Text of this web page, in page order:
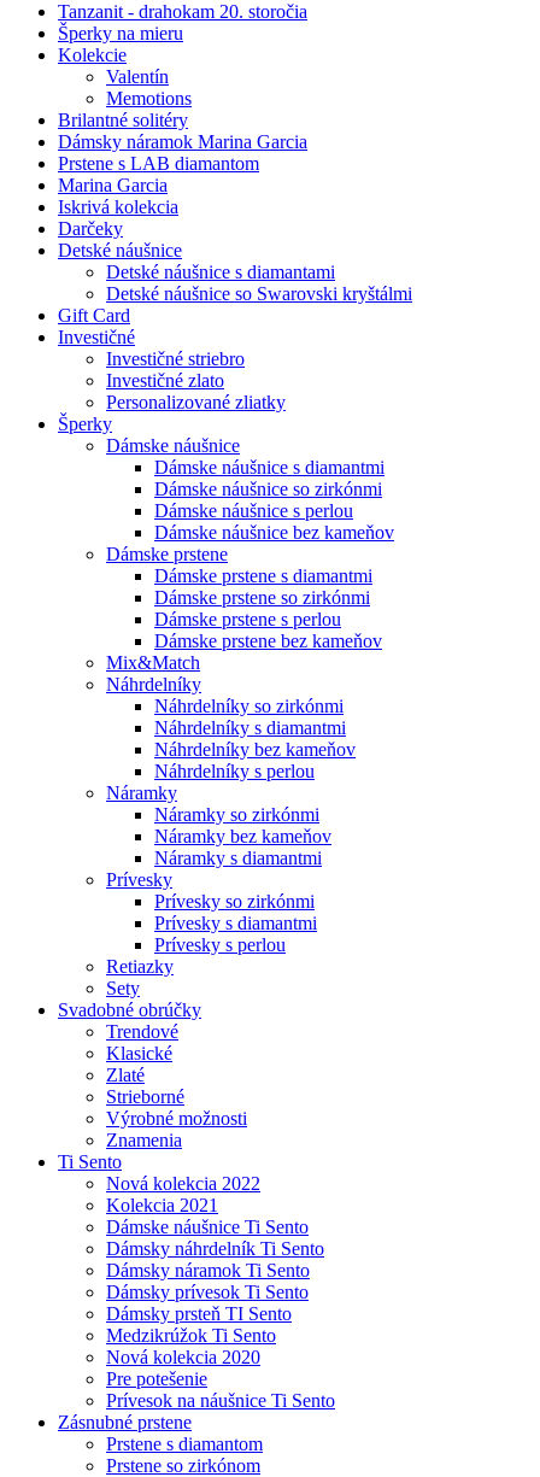
Tanzanit - drahokam 20. storočia
Šperky na mieru
Kolekcie
Valentín
Memotions
Brilantné solitéry
Dámsky náramok Marina Garcia
Prstene s LAB diamantom
Marina Garcia
Iskrivá kolekcia
Darčeky
Detské náušnice
Detské náušnice s diamantami
Detské náušnice so Swarovski kryštálmi
Gift Card
Investičné
Investičné striebro
Investičné zlato
Personalizované zliatky
Šperky
Dámske náušnice
Dámske náušnice s diamantmi
Dámske náušnice so zirkónmi
Dámske náušnice s perlou
Dámske náušnice bez kameňov
Dámske prstene
Dámske prstene s diamantmi
Dámske prstene so zirkónmi
Dámske prstene s perlou
Dámske prstene bez kameňov
Mix&Match
Náhrdelníky
Náhrdelníky so zirkónmi
Náhrdelníky s diamantmi
Náhrdelníky bez kameňov
Náhrdelníky s perlou
Náramky
Náramky so zirkónmi
Náramky bez kameňov
Náramky s diamantmi
Prívesky
Prívesky so zirkónmi
Prívesky s diamantmi
Prívesky s perlou
Retiazky
Sety
Svadobné obrúčky
Trendové
Klasické
Zlaté
Strieborné
Výrobné možnosti
Znamenia
Ti Sento
Nová kolekcia 2022
Kolekcia 2021
Dámske náušnice Ti Sento
Dámsky náhrdelník Ti Sento
Dámsky náramok Ti Sento
Dámsky prívesok Ti Sento
Dámsky prsteň TI Sento
Medzikrúžok Ti Sento
Nová kolekcia 2020
Pre potešenie
Prívesok na náušnice Ti Sento
Zásnubné prstene
Prstene s diamantom
Prstene so zirkónom